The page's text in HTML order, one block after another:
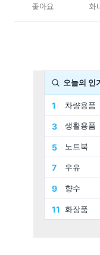
좋아요 화